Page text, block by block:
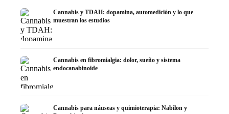
Cannabis y TDAH: dopamina, automedición y lo que
muestran los estudios
Cannabis en fibromialgia: dolor, sueño y sistema
endocanabinoide
Cannabis para náuseas y quimioterapia: Nabilon y